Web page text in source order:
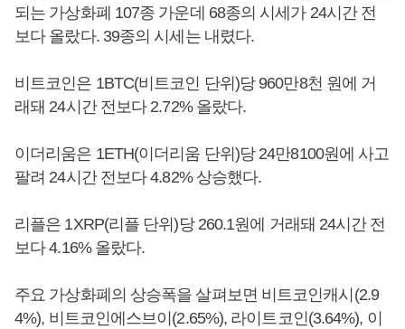
되는 가상화폐 107종 가운데 68종의 시세가 24시간 전
보다 올랐다. 39종의 시세는 내렸다.
비트코인은 1BTC(비트코인 단위)당 960만8천 원에 거
래돼 24시간 전보다 2.72% 올랐다.
이더리움은 1ETH(이더리움 단위)당 24만8100원에 사고
팔려 24시간 전보다 4.82% 상승했다.
리플은 1XRP(리플 단위)당 260.1원에 거래돼 24시간 전
보다 4.16% 올랐다.
주요 가상화폐의 상승폭을 살펴보면 비트코인캐시(2.9
4%), 비트코인에스브이(2.65%), 라이트코인(3.64%), 이